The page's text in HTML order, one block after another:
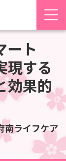
ート
現する
効果的
ライフケア